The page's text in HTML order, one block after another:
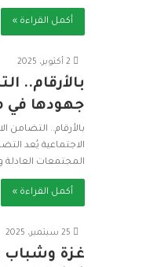
أكمل القراءة »
2 أكتوبر، 2025
بالأرقام..
جهودها في
بالأرقام..
الاجتماعية يُعد
المجتمعات
أكمل القراءة »
25 سبتمبر، 2025
غزة وشباب